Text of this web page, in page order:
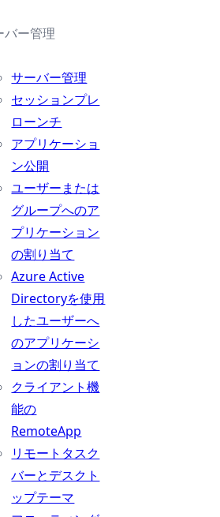
バー管理
サーバー管理
セッションプレ
ローンチ
アプリケーショ
ン公開
ユーザーまたは
グループへのア
プリケーション
の割り当て
Azure Active
Directoryを使用
したユーザーへ
のアプリケーシ
ョンの割り当て
クライアント機
能の
RemoteApp
リモートタスク
バーとデスクト
ップテーマ